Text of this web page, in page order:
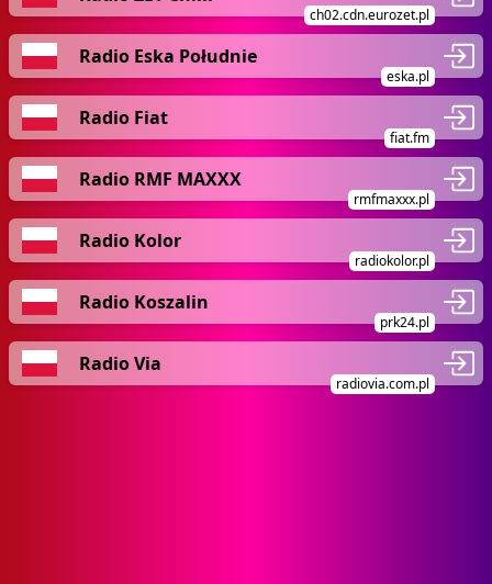
ch02.cdn.eurozet.pl
Radio Eska Południe
eska.pl
Radio Fiat
fiat.fm
Radio RMF MAXXX
rmfmaxxx.pl
Radio Kolor
radiokolor.pl
Radio Koszalin
prk24.pl
Radio Via
radiovia.com.pl